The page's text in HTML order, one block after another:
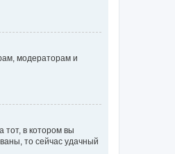
модераторам и
тот, в котором вы
то сейчас удачный